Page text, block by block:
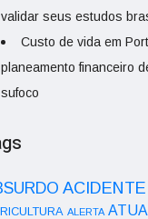
validar seus estudos
Custo de vida em
planeamento financeiro
sufoco
ACIDENTE
ALERTA